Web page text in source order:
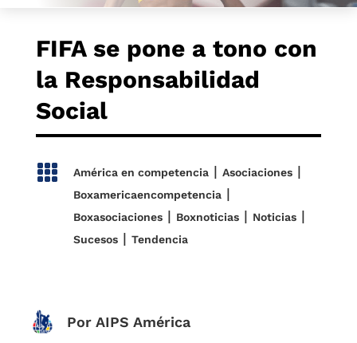
FIFA se pone a tono con
la Responsabilidad
Social
 América en competencia| Asociaciones|
Boxamericaencompetencia|
Boxasociaciones| Boxnoticias| Noticias|
Sucesos| Tendencia
Por AIPS América